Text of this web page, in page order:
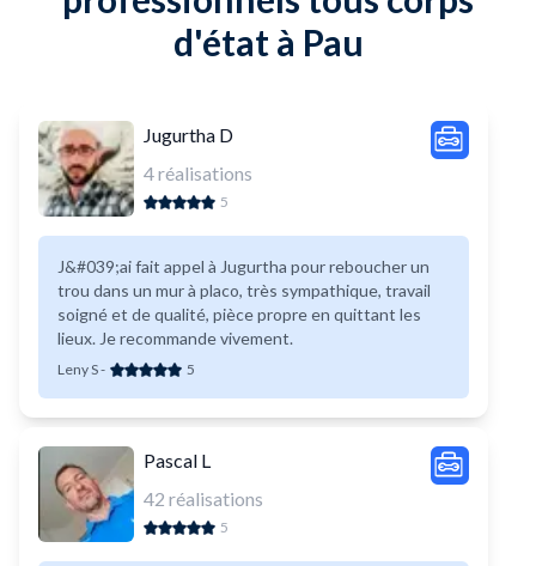
d'état à Pau
Jugurtha D
4réalisations
5
J&#039;ai fait appel à Jugurtha pour reboucher un
trou dans un mur à placo, très sympathique, travail
soigné et de qualité, pièce propre en quittant les
lieux. Je recommande vivement.
Leny S- 5
Pascal L
42 réalisations
5